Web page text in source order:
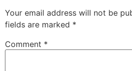
Your email address will not be
fields are marked *
Comment *